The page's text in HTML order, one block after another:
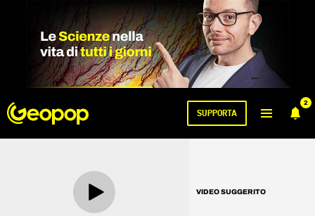
2
SUPPORTA
VIDEO SUGGERITO